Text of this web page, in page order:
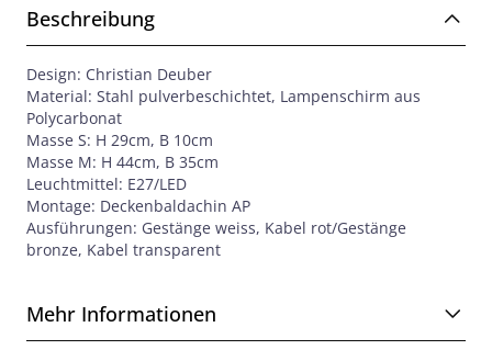
Beschreibung
Design: Christian Deuber
Material: Stahl pulverbeschichtet, Lampenschirm aus
Polycarbonat
Masse S: H 29cm, B 10cm
Masse M: H 44cm, B 35cm
Leuchtmittel: E27/LED
Montage: Deckenbaldachin AP
Ausführungen: Gestänge weiss, Kabel rot/Gestänge
bronze, Kabel transparent
Mehr Informationen